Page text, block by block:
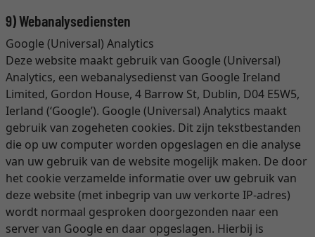
9) Webanalysediensten
Google (Universal) Analytics
Deze website maakt gebruik van Google (Universal)
Analytics, een webanalysedienst van Google Ireland
Limited, Gordon House, 4 Barrow St, Dublin, D04 E5W5,
Ierland (‘Google’). Google (Universal) Analytics maakt
gebruik van zogeheten cookies. Dit zijn tekstbestanden
die op uw computer worden opgeslagen en die analyse
van uw gebruik van de website mogelijk maken. De door
het cookie verzamelde informatie over uw gebruik van
deze website (met inbegrip van uw verkorte IP-adres)
wordt normaal gesproken doorgezonden naar een
server van Google en daar opgeslagen. Hierbij is